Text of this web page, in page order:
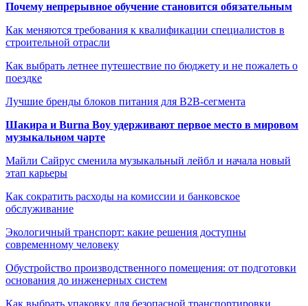
Почему непрерывное обучение становится обязательным
Как меняются требования к квалификации специалистов в
строительной отрасли
Как выбрать летнее путешествие по бюджету и не пожалеть о
поездке
Лучшие бренды блоков питания для B2B-сегмента
Шакира и Burna Boy удерживают первое место в мировом
музыкальном чарте
Майли Сайрус сменила музыкальный лейбл и начала новый
этап карьеры
Как сократить расходы на комиссии и банковское
обслуживание
Экологичный транспорт: какие решения доступны
современному человеку
Обустройство производственного помещения: от подготовки
основания до инженерных систем
Как выбрать упаковку для безопасной транспортировки